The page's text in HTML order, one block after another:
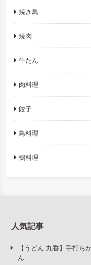
焼き鳥
焼肉
牛たん
肉料理
餃子
鳥料理
鴨料理
人気記事
【うどん 丸香】手打ち
ん